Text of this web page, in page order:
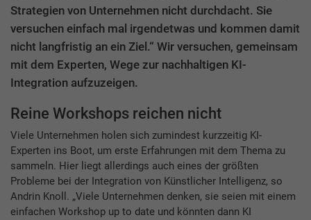
Strategien von Unternehmen nicht durchdacht. Sie
versuchen einfach mal irgendetwas und kommen damit
nicht langfristig an ein Ziel.“ Wir versuchen, gemeinsam
mit dem Experten, Wege zur nachhaltigen KI-
Integration aufzuzeigen.
Reine Workshops reichen nicht
Viele Unternehmen holen sich zumindest kurzzeitig KI-
Experten ins Boot, um erste Erfahrungen mit dem Thema zu
sammeln. Hier liegt allerdings auch eines der größten
Probleme bei der Integration von Künstlicher Intelligenz, so
Andrin Knoll. „Viele Unternehmen denken, sie seien mit einem
einfachen Workshop up to date und könnten dann KI